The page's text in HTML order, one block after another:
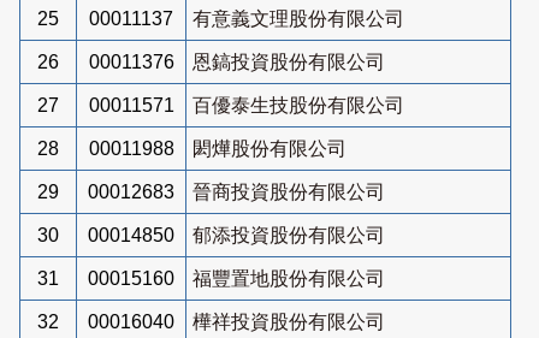
25 00011137 有意義文理股份有限公司
26 00011376 恩鎬投資股份有限公司
27 00011571 百優泰生技股份有限公司
28 00011988 閎燁股份有限公司
29 00012683 晉商投資股份有限公司
30 00014850 郁添投資股份有限公司
31 00015160 福豐置地股份有限公司
32 00016040 樺祥投資股份有限公司